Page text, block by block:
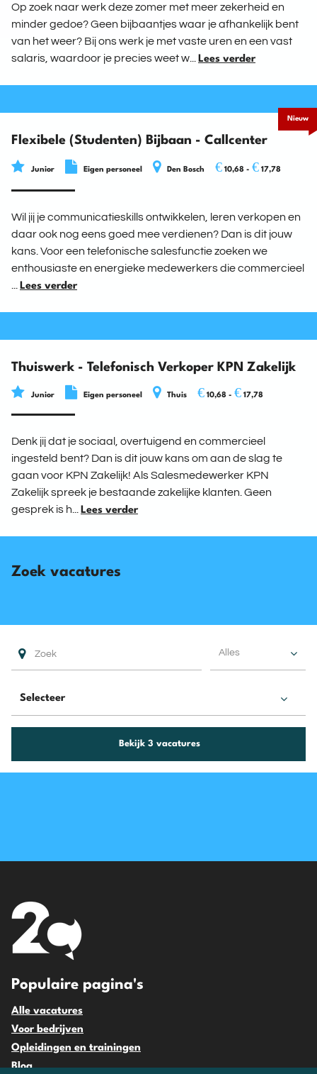
Op zoek naar werk deze zomer met meer zekerheid en
minder gedoe? Geen bijbaantjes waar je afhankelijk bent
van het weer? Bij ons werk je met vaste uren en een vast
salaris, waardoor je precies weet w...
Lees verder
Flexibele (Studenten) Bijbaan - Callcenter
Junior Eigen personeel Den Bosch € 10,68 - € 17,78
Wil jij je communicatieskills ontwikkelen, leren verkopen en
daar ook nog eens goed mee verdienen? Dan is dit jouw
kans. Voor een telefonische salesfunctie zoeken we
enthousiaste en energieke medewerkers die commercieel
Lees verder
Nieuw
Thuiswerk - Telefonisch Verkoper KPN Zakelijk
Junior Eigen personeel Thuis € 10,68 - € 17,78
Denk jij dat je sociaal, overtuigend en commercieel
ingesteld bent? Dan is dit jouw kans om aan de slag te
gaan voor KPN Zakelijk! Als Salesmedewerker KPN
Zakelijk spreek je bestaande zakelijke klanten. Geen
gesprek is h...
Lees verder
Zoek vacatures
Alles
Bekijk 3 vacatures
Populaire pagina's
Alle vacatures
Voor bedrijven
Opleidingen en trainingen
Blog